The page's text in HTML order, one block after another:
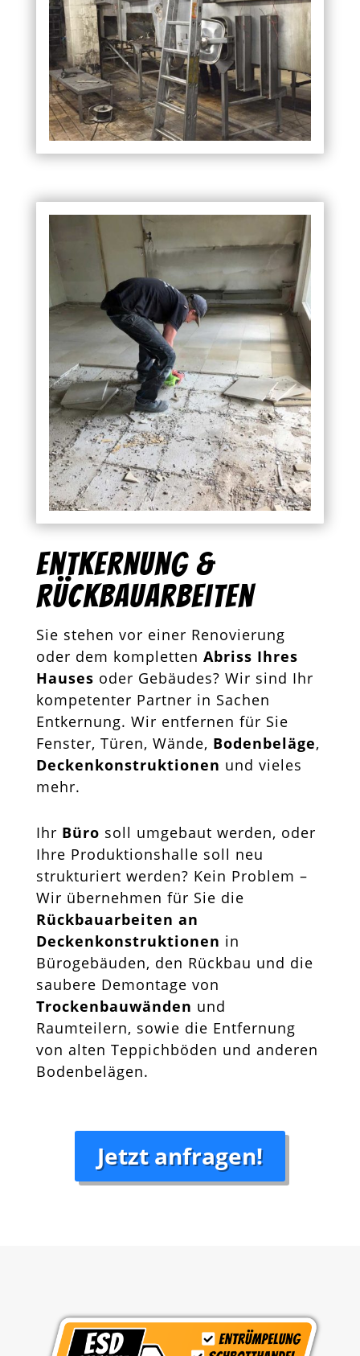
Entkernung &
Rückbauarbeiten
Sie stehen vor einer Renovierung
oder dem kompletten Abriss Ihres
Hauses oder Gebäudes? Wir sind Ihr
kompetenter Partner in Sachen
Entkernung. Wir entfernen für Sie
Fenster, Türen, Wände, Bodenbeläge,
Deckenkonstruktionen und vieles
mehr.
Ihr Büro soll umgebaut werden, oder
Ihre Produktionshalle soll neu
strukturiert werden? Kein Problem –
Wir übernehmen für Sie die
Rückbauarbeiten an
Deckenkonstruktionen in
Bürogebäuden, den Rückbau und die
saubere Demontage von
Trockenbauwänden und
Raumteilern, sowie die Entfernung
von alten Teppichböden und anderen
Bodenbelägen.
Jetzt anfragen!